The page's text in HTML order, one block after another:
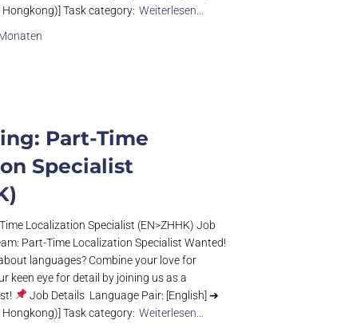
Hongkong)] Task category: Weiterlesen…
Part-Time
Specialist
Localization Specialist (EN>ZHHK) Job
Part-Time Localization Specialist Wanted!
languages? Combine your love for
keen eye for detail by joining us as a
Job Details Language Pair: [English] ➔
Hongkong)] Task category: Weiterlesen…